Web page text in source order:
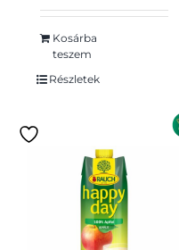
Kosárba
teszem
Részletek